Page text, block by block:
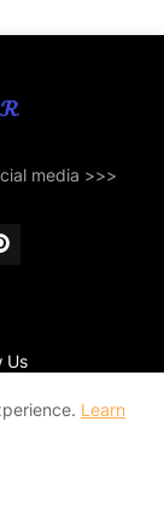
media >>>
& More
Us
Learn